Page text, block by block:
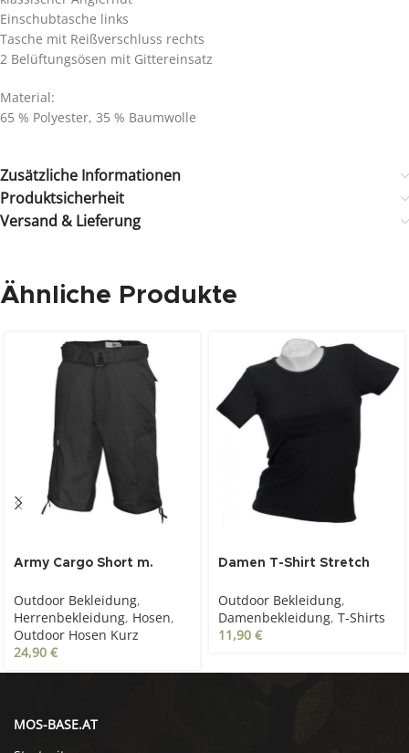
Einschubtasche links
Tasche mit Reißverschluss rechts
2 Belüftungsösen mit Gittereinsatz
Material:
65 % Polyester, 35 % Baumwolle
Zusätzliche Informationen
Produktsicherheit
Versand & Lieferung
Ähnliche Produkte
Army Cargo Short m.
Outdoor Bekleidung,
Herrenbekleidung, Hosen,
Outdoor Hosen Kurz
24,90 €
Damen T-Shirt Stretch
Outdoor Bekleidung,
Damenbekleidung, T-Shirts
11,90 €
MOS-BASE.AT